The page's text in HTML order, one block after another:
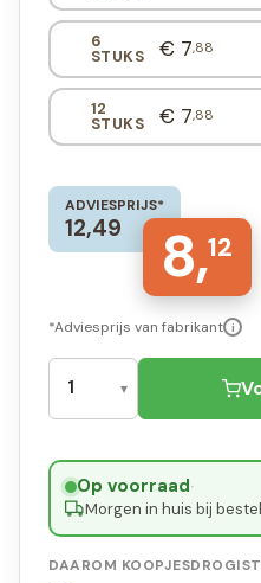
6
STUKS € 7,88
12
STUKS € 7,88
ADVIESPRIJS*
12,49 8,12
*Adviesprijs van fabrikant i
Op voorraad·
Morgen in huis bij
DAAROM